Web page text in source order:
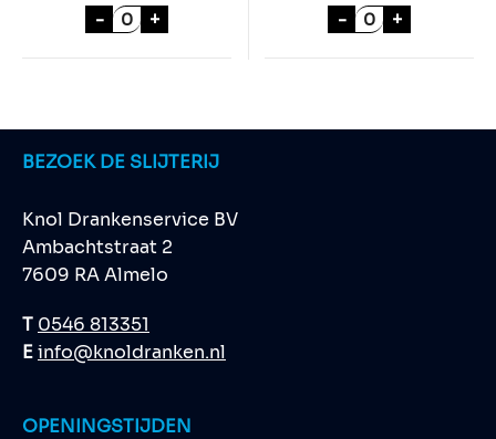
- BAVARIA Bierviltjes KOMPAS a 4 rol aantal
+
- Bavaria HALVE
+
BEZOEK DE SLIJTERIJ
Knol Drankenservice BV
Ambachtstraat 2
7609 RA Almelo
T 0546 813351
Einfo@knoldranken.nl
OPENINGSTIJDEN